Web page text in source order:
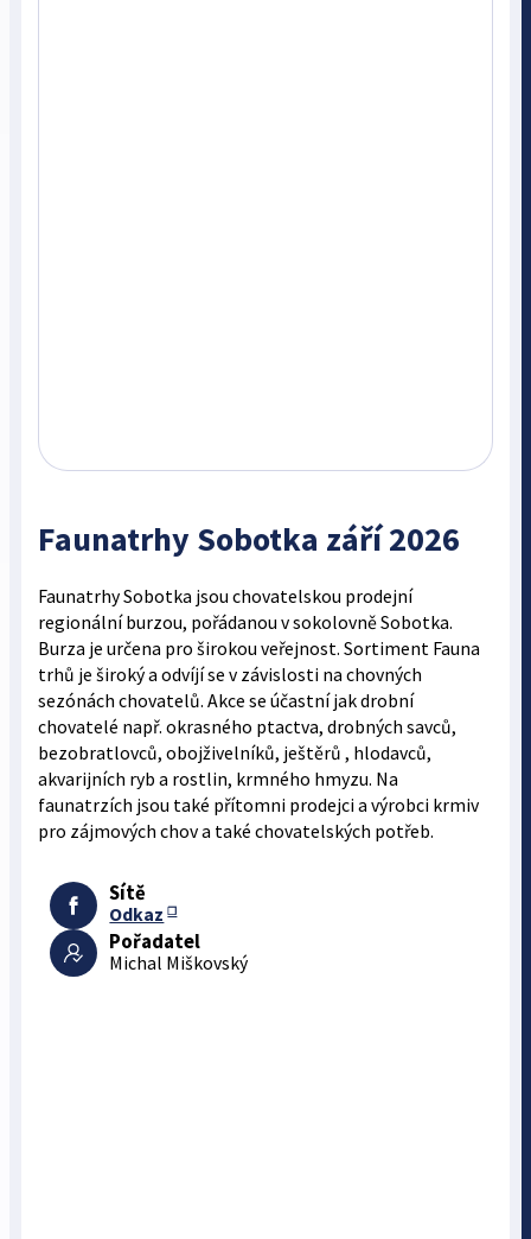
Faunatrhy Sobotka září 2026
Faunatrhy Sobotka jsou chovatelskou prodejní
regionální burzou, pořádanou v sokolovně Sobotka.
Burza je určena pro širokou veřejnost. Sortiment Fauna
trhů je široký a odvíjí se v závislosti na chovných
sezónách chovatelů. Akce se účastní jak drobní
chovatelé např. okrasného ptactva, drobných savců,
bezobratlovců, obojživelníků, ještěrů , hlodavců,
akvarijních ryb a rostlin, krmného hmyzu. Na
faunatrzích jsou také přítomni prodejci a výrobci krmiv
pro zájmových chov a také chovatelských potřeb.
Sítě
Odkaz
Pořadatel
Michal Miškovský